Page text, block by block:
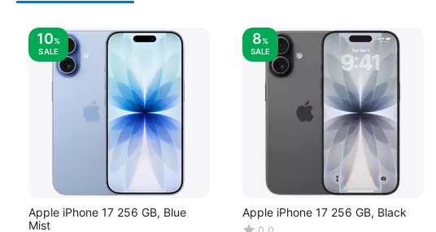
10%
SALE
Apple iPhone 17 256 GB, Blue
Mist
8%
SALE
Apple iPhone 17 256 GB, Black